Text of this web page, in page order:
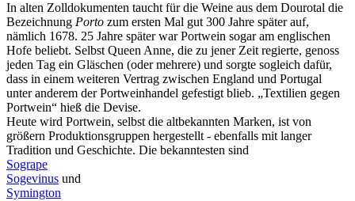
In alten Zolldokumenten taucht für die Weine aus dem Dourotal die
Bezeichnung Porto zum ersten Mal gut 300 Jahre später auf,
nämlich 1678. 25 Jahre später war Portwein sogar am englischen
Hofe beliebt. Selbst Queen Anne, die zu jener Zeit regierte, genoss
jeden Tag ein Gläschen (oder mehrere) und sorgte sogleich dafür,
dass in einem weiteren Vertrag zwischen England und Portugal
unter anderem der Portweinhandel gefestigt blieb. „Textilien gegen
Portwein“ hieß die Devise.
Heute wird Portwein, selbst die altbekannten Marken, ist von
größern Produktionsgruppen hergestellt - ebenfalls mit langer
Tradition und Geschichte. Die bekanntesten sind
Sogrape
Sogevinus und
Symington